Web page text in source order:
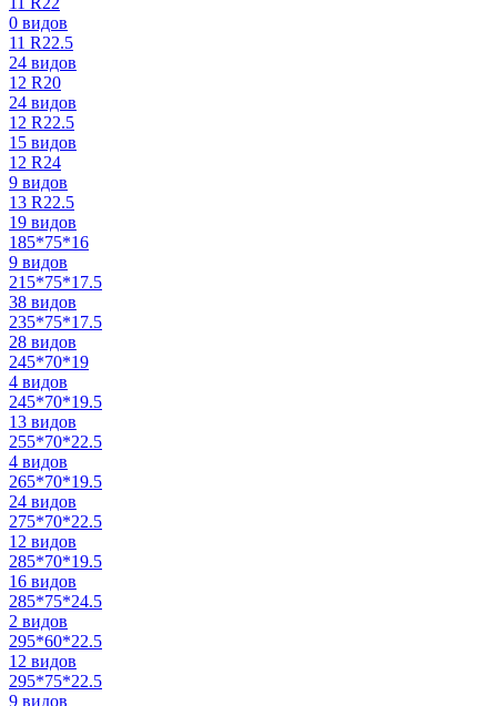
0 видов
11 R22.5
24 видов
12 R20
24 видов
12 R22.5
15 видов
12 R24
9 видов
13 R22.5
19 видов
185*75*16
9 видов
215*75*17.5
38 видов
235*75*17.5
28 видов
245*70*19
4 видов
245*70*19.5
13 видов
255*70*22.5
4 видов
265*70*19.5
24 видов
275*70*22.5
12 видов
285*70*19.5
16 видов
285*75*24.5
2 видов
295*60*22.5
12 видов
295*75*22.5
9 видов